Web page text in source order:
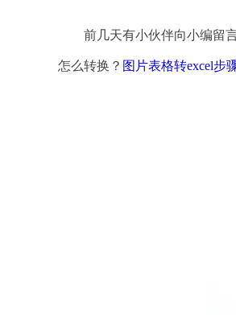
前几天有小伙伴向小编留言
怎么转换？ 图片表格转excel步